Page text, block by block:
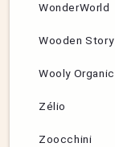
WonderWorld
Wooden Story
Wooly Organic
Zélio
Zoocchini